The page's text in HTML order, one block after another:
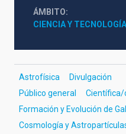
ÁMBITO
CIENCIA Y TECNOLOGÍA
Astrofísica
Divulgación
Público general
Científica/
Formación y Evolución de
Cosmología y